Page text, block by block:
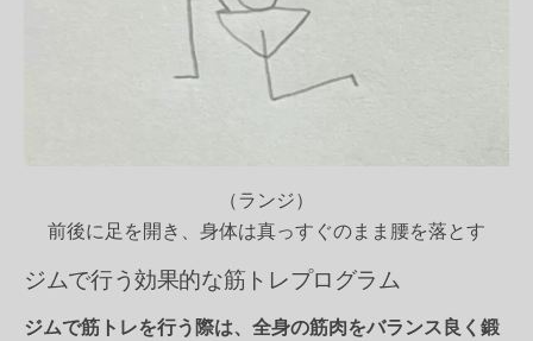
（ランジ）
前後に足を開き、身体は真っすぐのまま腰を落とす
ジムで行う効果的な筋トレプログラム
ジムで筋トレを行う際は、全身の筋肉をバランス良く鍛